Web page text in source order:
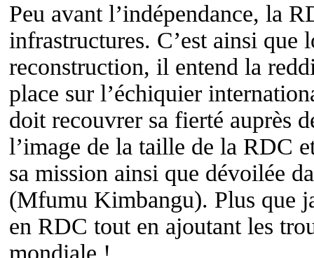
Peu avant l’indépendance, la
infrastructures. C’est ainsi que
reconstruction, il entend la
place sur l’échiquier
doit recouvrer sa fierté auprès
l’image de la taille de la RDC
sa mission ainsi que dévoilée
(Mfumu Kimbangu). Plus que
en RDC tout en ajoutant les
mondiale !